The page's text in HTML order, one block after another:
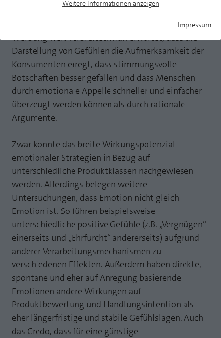
MP auf Mastodon
MP auf LinkedIn
Newsletter
Emotionale Kommunikationsstrategien sind in der
Werbung weit verbreitet. Man erwartet, dass die
Darstellung von Gefühlen die Aufmerksamkeit der
Konsumenten erregt, dass stimmungsvolle
Botschaften besser gefallen und dass Menschen
durch emotionale Appelle schneller und einfacher
überzeugt werden können als durch rationale
Argumente.
Zwar konnte das breite Wirkungspotenzial
emotionaler Strategien in Bezug auf
unterschiedliche Produktklassen nachgewiesen
werden. Allerdings belegen weitere
Untersuchungen, dass Emotion nicht gleich
Emotion ist. So führen beispielsweise
unterschiedliche positive Gefühle (z.B. „Vergnügen“
einerseits und „Ehrfurcht“ andererseits) aufgrund
anderer Verarbeitungsmechanismen zu
verschiedenen Effekten. Außerdem haben direkte,
spontane und eher auf Anregung basierende
Emotionen andere Wirkungen auf
Produktbewertung und Handlungsintention als
eher längerfristige und stabile Gefühlslagen. Auch
das Credo, dass für eine günstige
Essentielle Cookies werden für grundlegende Funktionen der
Webseite einwandfrei funktioniert.
Name fe_typo_user
Laufzeit Session
Zweck
eines Benutzer-Logins die Session ID
mithilfe derer der eingeloggte User
wiedererkannt wird, um ihm Zugang zu
geschützten Bereichen zu gewähren.
Name PHPSESSID
Anbieter
Laufzeit Ende der Sitzung
Zweck PHPs Standard Sitzungs Identifikation
Cookie-Informationen anzeigen
Statistik und Performance mit AT INTERNET
CROSS-DEVICE ANALYTICS LÖSUNG
Name
Anbieter AT INTERNET
1 Jahr
Cookie von AT INTERNET zur Steuerung der
erweiterten Script- und Ereignisbehandlung
Name atuserid
Anbieter AT INTERNET
Cookie von AT INTERNET zur Steuerung der
erweiterten Script- und Ereignisbehandlung
Weitere Informationen anzeigen
Impressum